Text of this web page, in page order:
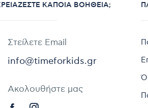
ΚΆΠΟΙΑ ΒΟΉΘΕΙΑ;
Στείλετε Email
info@timeforkids.gr
Ακολουθήστε μας